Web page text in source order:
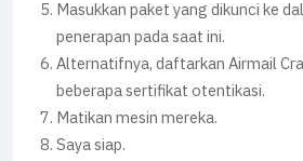
Masukkan paket yang dikunci ke
penerapan pada saat ini.
Alternatifnya, daftarkan Airmail
beberapa sertifikat otentikasi.
Matikan mesin mereka.
Saya siap.